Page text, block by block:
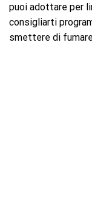
puoi adottare per
consigliarti
smettere di